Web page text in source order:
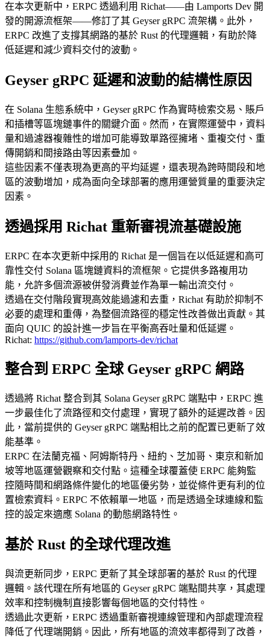
在本次更新中，ERPC 透過利用 Richat——由 Lamports Dev 開
發的開源流框架——修訂了其 Geyser gRPC 流架構。此外，
ERPC 改進了支撐其網路的基於 Rust 的代理邏輯，有助於降
低延遲和減少資料交付的波動。
Geyser gRPC 延遲和波動的結構性原因
在 Solana 生態系統中，Geyser gRPC 作為實時檢索交易、賬戶
和插槽等區塊鏈事件的關鍵介面。然而，在實際運營中，資料
量和過濾器複雜性的增加可能導致單路徑擁堵、重複交付、重
傳開銷和間接路由等因素疊加。
這些因素不僅表現為更高的平均延遲，還表現為跨時間段和地
區的波動增加，成為面向全球部署的應用運營質量的重要決定
因素。
透過採用 Richat 重新審視流基礎設施
ERPC 在本次更新中採用的 Richat 是一個旨在以低延遲和高可
靠性交付 Solana 區塊鏈資料的流框架。它提供多路複用功
能，允許多個流源被併發消費並作為單一輸出流交付。
透過在交付階段實現高效能過濾和去重，Richat 有助於抑制不
必要的處理和重傳，為整個流路徑的穩定性改善做出貢獻。其
面向 QUIC 的設計進一步旨在平衡高吞吐量和低延遲。
Richat: https://github.com/lamports-dev/richat
整合到 ERPC 全球 Geyser gRPC 網路
透過將 Richat 整合到其 Solana Geyser gRPC 端點中，ERPC 進
一步最佳化了流路徑和交付處理，實現了額外的延遲改善。因
此，當前提供的 Geyser gRPC 端點相比之前的配置已更新了效
能基準。
ERPC 在法蘭克福、阿姆斯特丹、紐約、芝加哥、東京和新加
坡等地區運營觀察和交付點。這種全球覆蓋使 ERPC 能夠監
控隨時間和網路條件變化的地區優劣勢，並從條件更有利的位
置檢索資料。ERPC 不依賴單一地區，而是透過全球連線和監
控的設定來適應 Solana 的動態網路特性。
基於 Rust 的全球代理改進
與流更新同步，ERPC 更新了其全球部署的基於 Rust 的代理
邏輯。該代理在所有地區的 Geyser gRPC 端點間共享，其處理
效率和控制機制直接影響每個地區的交付特性。
透過此次更新，ERPC 透過重新審視連線管理和內部處理流程
降低了代理端開銷。因此，所有地區的流效率都得到了改善，